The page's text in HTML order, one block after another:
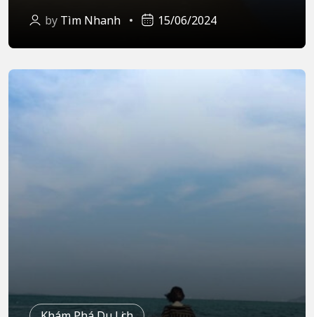
by Tìm Nhanh 15/06/2024